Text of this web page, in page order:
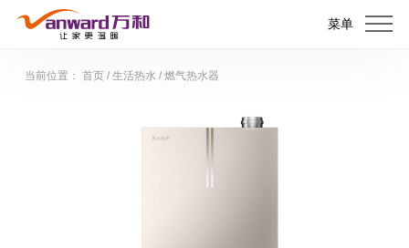
菜单
当前位置： 首页/ 生活热水 / 燃气热水器